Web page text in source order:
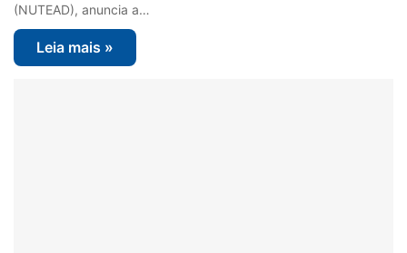
(NUTEAD), anuncia a…
Leia mais »